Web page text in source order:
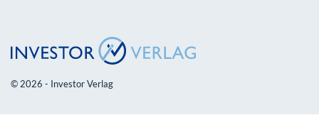
© 2026 - Investor Verlag